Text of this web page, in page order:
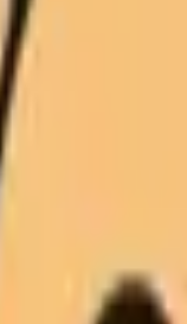
距离的拿捏上。
密距离的拿捏上。